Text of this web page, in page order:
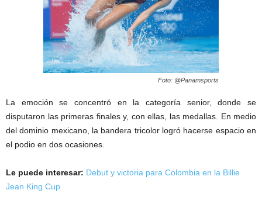
Foto: @Panamsports
La emoción se concentró en la categoría senior, donde se
disputaron las primeras finales y, con ellas, las medallas. En medio
del dominio mexicano, la bandera tricolor logró hacerse espacio en
el podio en dos ocasiones.
Le puede interesar: Debut y victoria para Colombia en la Billie
Jean King Cup